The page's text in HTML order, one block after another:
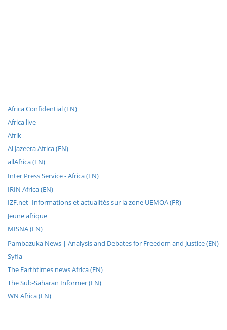
Africa Confidential (EN)
Africa live
Afrik
Al Jazeera Africa (EN)
allAfrica (EN)
Inter Press Service - Africa (EN)
IRIN Africa (EN)
IZF.net -Informations et actualités sur la zone UEMOA (FR)
Jeune afrique
MISNA (EN)
Pambazuka News | Analysis and Debates for Freedom and Justice (EN)
Syfia
The Earthtimes news Africa (EN)
The Sub-Saharan Informer (EN)
WN Africa (EN)